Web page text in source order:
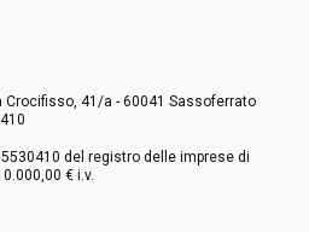
41/a - 60041 Sassoferrato
del registro delle imprese di
€ i.v.